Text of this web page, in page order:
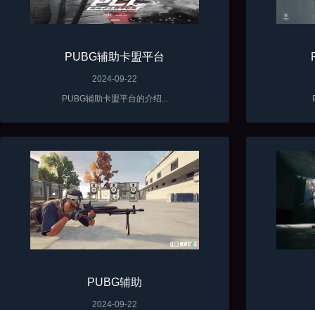
PUBG辅助卡盟平台
2024-09-22
PUBG辅助卡盟平台的介绍...
PUBG辅助
2024-09-22